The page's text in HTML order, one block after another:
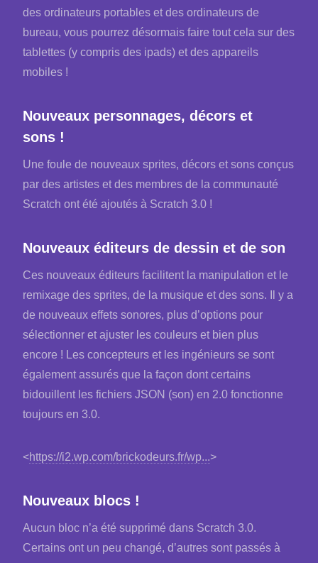
des ordinateurs portables et des ordinateurs de
bureau, vous pourrez désormais faire tout cela sur des
tablettes (y compris des ipads) et des appareils
mobiles !
Nouveaux personnages, décors et
sons !
Une foule de nouveaux sprites, décors et sons conçus
par des artistes et des membres de la communauté
Scratch ont été ajoutés à Scratch 3.0 !
Nouveaux éditeurs de dessin et de son
Ces nouveaux éditeurs facilitent la manipulation et le
remixage des sprites, de la musique et des sons. Il y a
de nouveaux effets sonores, plus d’options pour
sélectionner et ajuster les couleurs et bien plus
encore ! Les concepteurs et les ingénieurs se sont
également assurés que la façon dont certains
bidouillent les fichiers JSON (son) en 2.0 fonctionne
toujours en 3.0.
<https://i2.wp.com/brickodeurs.fr/wp...>
Nouveaux blocs !
Aucun bloc n’a été supprimé dans Scratch 3.0.
Certains ont un peu changé, d’autres sont passés à